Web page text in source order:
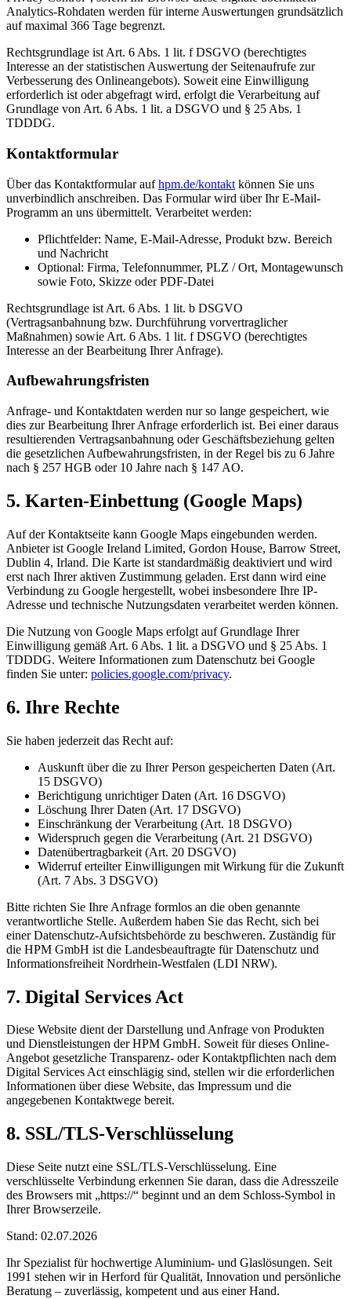
Analytics-Rohdaten werden für interne Auswertungen grundsätzlich
auf maximal 366 Tage begrenzt.
Rechtsgrundlage ist Art. 6 Abs. 1 lit. f DSGVO (berechtigtes
Interesse an der statistischen Auswertung der Seitenaufrufe zur
Verbesserung des Onlineangebots). Soweit eine Einwilligung
erforderlich ist oder abgefragt wird, erfolgt die Verarbeitung auf
Grundlage von Art. 6 Abs. 1 lit. a DSGVO und § 25 Abs. 1
TDDDG.
Kontaktformular
Über das Kontaktformular aufhpm.de/kontakt können Sie uns
unverbindlich anschreiben. Das Formular wird über Ihr E-Mail-
Programm an uns übermittelt. Verarbeitet werden:
Pflichtfelder: Name, E-Mail-Adresse, Produkt bzw. Bereich
und Nachricht
Optional: Firma, Telefonnummer, PLZ / Ort, Montagewunsch
sowie Foto, Skizze oder PDF-Datei
Rechtsgrundlage ist Art. 6 Abs. 1 lit. b DSGVO
(Vertragsanbahnung bzw. Durchführung vorvertraglicher
Maßnahmen) sowie Art. 6 Abs. 1 lit. f DSGVO (berechtigtes
Interesse an der Bearbeitung Ihrer Anfrage).
Aufbewahrungsfristen
Anfrage- und Kontaktdaten werden nur so lange gespeichert, wie
dies zur Bearbeitung Ihrer Anfrage erforderlich ist. Bei einer daraus
resultierenden Vertragsanbahnung oder Geschäftsbeziehung gelten
die gesetzlichen Aufbewahrungsfristen, in der Regel bis zu 6 Jahre
nach § 257 HGB oder 10 Jahre nach § 147 AO.
5. Karten-Einbettung (Google Maps)
Auf der Kontaktseite kann Google Maps eingebunden werden.
Anbieter ist Google Ireland Limited, Gordon House, Barrow Street,
Dublin 4, Irland. Die Karte ist standardmäßig deaktiviert und wird
erst nach Ihrer aktiven Zustimmung geladen. Erst dann wird eine
Verbindung zu Google hergestellt, wobei insbesondere Ihre IP-
Adresse und technische Nutzungsdaten verarbeitet werden können.
Die Nutzung von Google Maps erfolgt auf Grundlage Ihrer
Einwilligung gemäß Art. 6 Abs. 1 lit. a DSGVO und § 25 Abs. 1
TDDDG. Weitere Informationen zum Datenschutz bei Google
finden Sie unter: policies.google.com/privacy.
6. Ihre Rechte
Sie haben jederzeit das Recht auf:
Auskunft über die zu Ihrer Person gespeicherten Daten (Art.
15 DSGVO)
Berichtigung unrichtiger Daten (Art. 16 DSGVO)
Löschung Ihrer Daten (Art. 17 DSGVO)
Einschränkung der Verarbeitung (Art. 18 DSGVO)
Widerspruch gegen die Verarbeitung (Art. 21 DSGVO)
Datenübertragbarkeit (Art. 20 DSGVO)
Widerruf erteilter Einwilligungen mit Wirkung für die Zukunft
(Art. 7 Abs. 3 DSGVO)
Bitte richten Sie Ihre Anfrage formlos an die oben genannte
verantwortliche Stelle. Außerdem haben Sie das Recht, sich bei
einer Datenschutz-Aufsichtsbehörde zu beschweren. Zuständig für
die HPM GmbH ist die Landesbeauftragte für Datenschutz und
Informationsfreiheit Nordrhein-Westfalen (LDI NRW).
7. Digital Services Act
Diese Website dient der Darstellung und Anfrage von Produkten
und Dienstleistungen der HPM GmbH. Soweit für dieses Online-
Angebot gesetzliche Transparenz- oder Kontaktpflichten nach dem
Digital Services Act einschlägig sind, stellen wir die erforderlichen
Informationen über diese Website, das Impressum und die
angegebenen Kontaktwege bereit.
8. SSL/TLS-Verschlüsselung
Diese Seite nutzt eine SSL/TLS-Verschlüsselung. Eine
verschlüsselte Verbindung erkennen Sie daran, dass die Adresszeile
des Browsers mit „https://“ beginnt und an dem Schloss-Symbol in
Ihrer Browserzeile.
Stand: 02.07.2026
Ihr Spezialist für hochwertige Aluminium- und Glaslösungen. Seit
1991 stehen wir in Herford für Qualität, Innovation und persönliche
Beratung – zuverlässig, kompetent und aus einer Hand.